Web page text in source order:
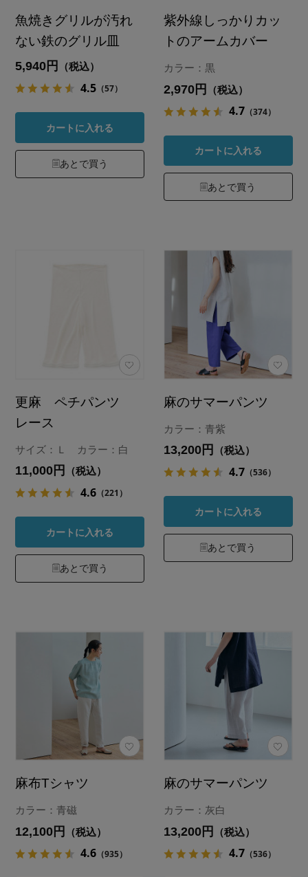
魚焼きグリルが汚れ
ない鉄のグリル皿
5,940円 （税込）
4.5 （57）
カートに入れる
あとで買う
紫外線しっかりカッ
トのアームカバー
カラー：黒
2,970円 （税込）
4.7 （374）
カートに入れる
あとで買う
更麻 ペチパンツ
レース
サイズ：Ｌ カラー：白
11,000円 （税込）
4.6 （221）
カートに入れる
あとで買う
麻のサマーパンツ
カラー：青紫
13,200円 （税込）
4.7 （536）
カートに入れる
あとで買う
麻布Tシャツ
カラー：青磁
12,100円 （税込）
4.6 （935）
麻のサマーパンツ
カラー：灰白
13,200円 （税込）
4.7 （536）